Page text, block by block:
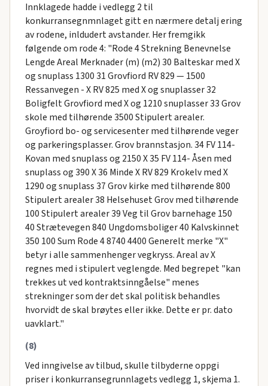
Innklagede hadde i vedlegg 2 til
konkurransegnmnlaget gitt en nærmere detalj ering
av rodene, inldudert avstander. Her fremgikk
følgende om rode 4: "Rode 4 Strekning Benevnelse
Lengde Areal Merknader (m) (m2) 30 Balteskar med X
og snuplass 1300 31 Grovfiord RV 829 — 1500
Ressanvegen - X RV 825 med X og snuplasser 32
Boligfelt Grovfiord med X og 1210 snuplasser 33 Grov
skole med tilhørende 3500 Stipulert arealer.
Groyfiord bo- og servicesenter med tilhørende veger
og parkeringsplasser. Grov brannstasjon. 34 FV 114-
Kovan med snuplass og 2150 X 35 FV 114- Åsen med
snuplass og 390 X 36 Minde X RV 829 Krokelv med X
1290 og snuplass 37 Grov kirke med tilhørende 800
Stipulert arealer 38 Helsehuset Grov med tilhørende
100 Stipulert arealer 39 Veg til Grov barnehage 150
40 Strætevegen 840 Ungdomsboliger 40 Kalvskinnet
350 100 Sum Rode 4 8740 4400 Generelt merke "X"
betyr i alle sammenhenger vegkryss. Areal av X
regnes med i stipulert veglengde. Med begrepet "kan
trekkes ut ved kontraktsinngåelse" menes
strekninger som der det skal politisk behandles
hvorvidt de skal brøytes eller ikke. Dette er pr. dato
uavklart."
(8)
Ved inngivelse av tilbud, skulle tilbyderne oppgi
priser i konkurransegrunnlagets vedlegg 1, skjema 1.